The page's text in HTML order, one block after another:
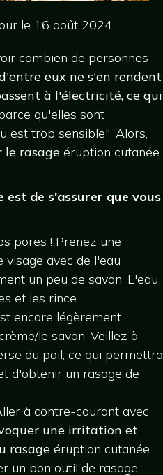
le 16 août 2024
combien de personnes
eux ne s'en rendent
à l'électricité, ce qui
qu'elles sont
est trop sensible". Alors,
le rasage éruption cutanée
est de s'assurer que vous
pores ! Prenez une
visage avec de l'eau
un peu de savon. L'eau
et les rince.
encore légèrement
le savon. Veillez à
du poil, ce qui permettra
d'obtenir un rasage de
à contre-courant avec
une irritation et
rasage éruption cutanée.
un bon outil de rasage,